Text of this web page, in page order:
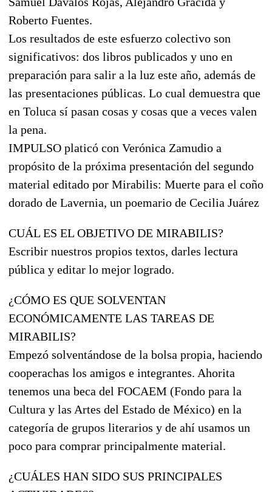
Roberto Fuentes.
Los resultados de este esfuerzo colectivo son
significativos: dos libros publicados y uno en
preparación para salir a la luz este año, además de
las presentaciones públicas. Lo cual demuestra que
en Toluca sí pasan cosas y cosas que a veces valen
la pena.
IMPULSO platicó con Verónica Zamudio a
propósito de la próxima presentación del segundo
material editado por Mirabilis: Muerte para el coño
dorado de Lavernia, un poemario de Cecilia Juárez
CUÁL ES EL OBJETIVO DE MIRABILIS?
Escribir nuestros propios textos, darles lectura
pública y editar lo mejor logrado.
¿CÓMO ES QUE SOLVENTAN
ECONÓMICAMENTE LAS TAREAS DE
MIRABILIS?
Empezó solventándose de la bolsa propia, haciendo
cooperachas los amigos e integrantes. Ahorita
tenemos una beca del FOCAEM (Fondo para la
Cultura y las Artes del Estado de México) en la
categoría de grupos literarios y de ahí usamos un
poco para comprar principalmente material.
¿CUÁLES HAN SIDO SUS PRINCIPALES